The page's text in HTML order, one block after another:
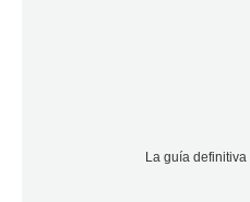
La guía